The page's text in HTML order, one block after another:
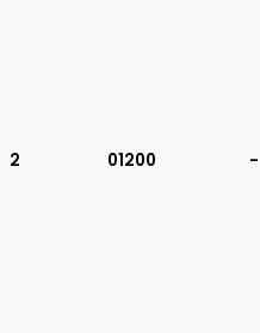
2 01200 -